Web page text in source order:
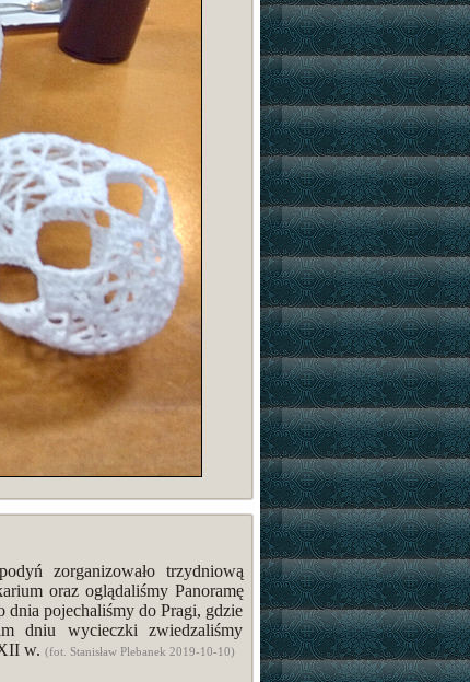
zorganizowało trzydniową
oraz oglądaliśmy Panoramę
dnia pojechaliśmy do Pragi, gdzie
dniu wycieczki zwiedzaliśmy
w. (fot. Stanisław Plebanek 2019-10-10)